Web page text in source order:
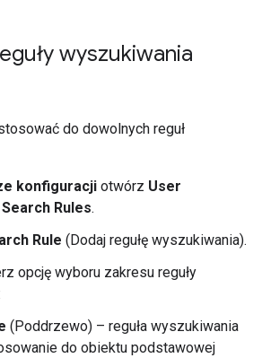
wyszukiwania
do dowolnych reguł
konfiguracji otwórz User
Search Rules.
Rule (Dodaj regułę wyszukiwania).
opcję wyboru zakresu reguły
(Poddrzewo) – reguła wyszukiwania
do obiektu podstawowej